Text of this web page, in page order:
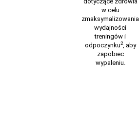
w celu
zmaksymalizowania
wydajności
treningów i
odpoczynku2, aby
zapobiec
wypaleniu.